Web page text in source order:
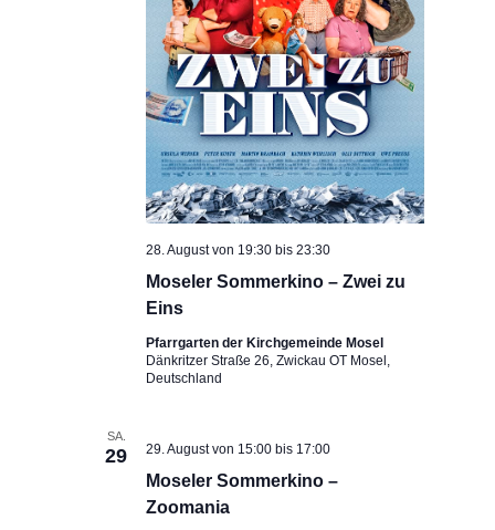
Moseler Sommerkino – Zwei zu
Eins
28. August von 19:30bis23:30
Pfarrgarten der Kirchgemeinde Mosel
Dänkritzer Straße 26, Zwickau OT Mosel,
Deutschland
SA.
29
Moseler Sommerkino –
Zoomania
29. August von 15:00bis 17:00